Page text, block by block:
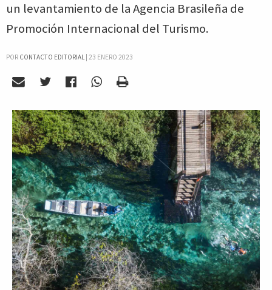
un levantamiento de la Agencia Brasileña de
Promoción Internacional del Turismo.
POR CONTACTO EDITORIAL| 23 ENERO 2023